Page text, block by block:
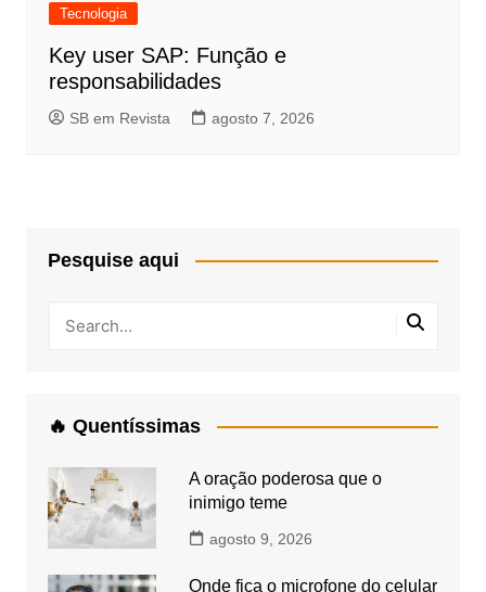
Tecnologia
Key user SAP: Função e
responsabilidades
SB em Revista agosto 7, 2026
Pesquise aqui
🔥 Quentíssimas
A oração poderosa que o
inimigo teme
agosto 9, 2026
Onde fica o microfone do celular